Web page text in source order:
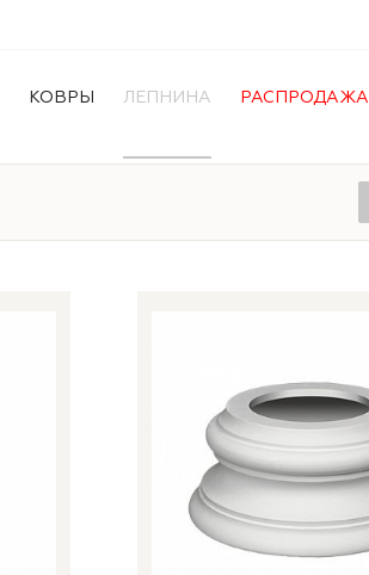
КОВРЫ ЛЕПНИНА РАСПРОДАЖА